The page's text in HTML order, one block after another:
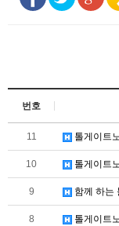
번호
11 톨게이트
10 톨게이트
9 함께 하는
8 톨게이트